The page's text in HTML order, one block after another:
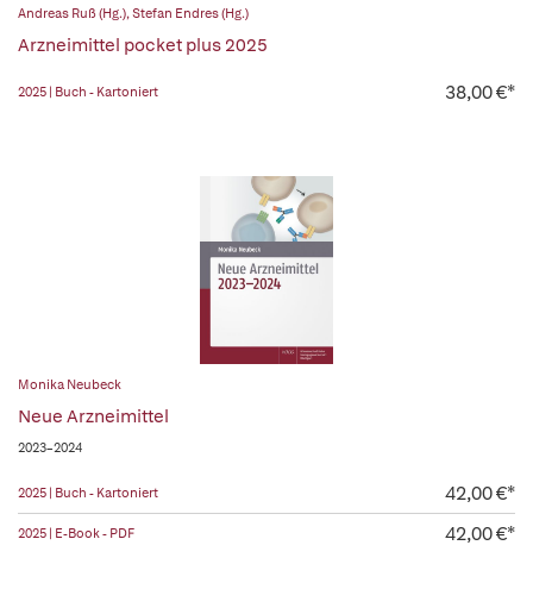
Andreas Ruß (Hg.),Stefan Endres (Hg.)
Arzneimittel pocket plus 2025
2025 | Buch - Kartoniert 38,00 €*
Monika Neubeck
Neue Arzneimittel
2023–2024
2025 | Buch - Kartoniert 42,00 €*
2025 | E-Book - PDF 42,00 €*